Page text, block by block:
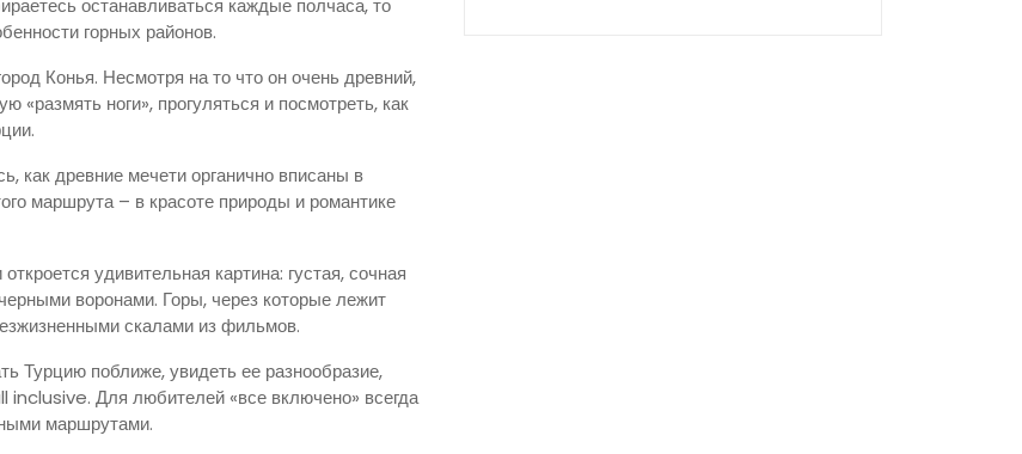
горных районов.
Конья. Несмотря на то что он очень древний,
«размять ноги», прогуляться и посмотреть, как
древние мечети органично вписаны в
маршрута – в красоте природы и романтике
удивительная картина: густая, сочная
воронами. Горы, через которые лежит
скалами из фильмов.
Турцию поближе, увидеть ее разнообразие,
inclusive. Для любителей «все включено» всегда
маршрутами.